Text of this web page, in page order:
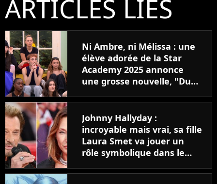
ARTICLES LIÉS
Ni Ambre, ni Mélissa : une
élève adorée de la Star
Academy 2025 annonce
une grosse nouvelle, "Du
Johnny Hallyday :
incroyable mais vrai, sa fille
Laura Smet va jouer un
rôle symbolique dans le